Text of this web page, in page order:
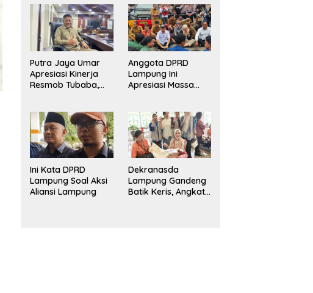
Putra Jaya Umar
Apresiasi Kinerja
Resmob Tubaba,
Anggota DPRD
Lampung Ini
Apresiasi Massa
Ini Kata DPRD
Lampung Soal Aksi
Aliansi Lampung
Dekranasda
Lampung Gandeng
Batik Keris, Angkat